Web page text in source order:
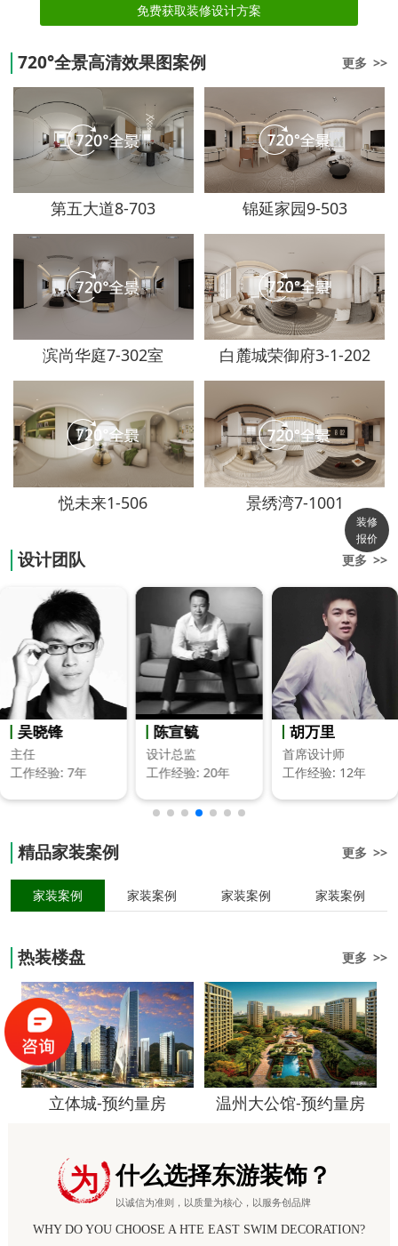
免费获取装修设计方案
720°全景高清效果图案例 更多 >>
第五大道8-703 锦延家园9-503
滨尚华庭7-302室 白麓城荣御府3-1-202
悦未来1-506 景绣湾7-1001
设计团队 更多 >>
吴晓锋
主任
工作经验: 7年
陈宣毓
设计总监
工作经验: 20年
胡万里
首席设计师
工作经验: 12年
精品家装案例 更多 >>
家装案例 家装案例 家装案例 家装案例
热装楼盘 更多 >>
立体城-预约量房 温州大公馆-预约量房
为 什么选择东游装饰？
以诚信为准则，以质量为核心，以服务创品牌
WHY DO YOU CHOOSE A HTE EAST SWIM DECORATION?
装修
报价